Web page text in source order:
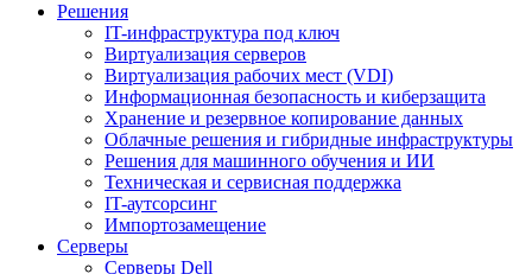
Решения
IT-инфраструктура под ключ
Виртуализация серверов
Виртуализация рабочих мест (VDI)
Информационная безопасность и киберзащита
Хранение и резервное копирование данных
Облачные решения и гибридные инфраструктуры
Решения для машинного обучения и ИИ
Техническая и сервисная поддержка
IT-аутсорсинг
Импортозамещение
Серверы
Серверы Dell